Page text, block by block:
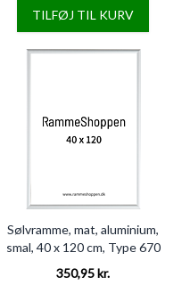
TILFØJ TIL KURV
Sølvramme, mat, aluminium,
smal, 40 x 120 cm, Type 670
350,95 kr.